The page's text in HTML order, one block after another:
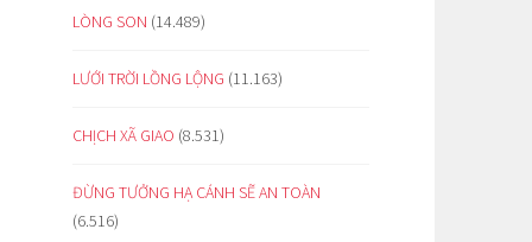
LÒNG SON (14.489)
LƯỚI TRỜI LỒNG LỘNG (11.163)
CHỊCH XÃ GIAO (8.531)
ĐỪNG TƯỞNG HẠ CÁNH SẼ AN TOÀN
(6.516)